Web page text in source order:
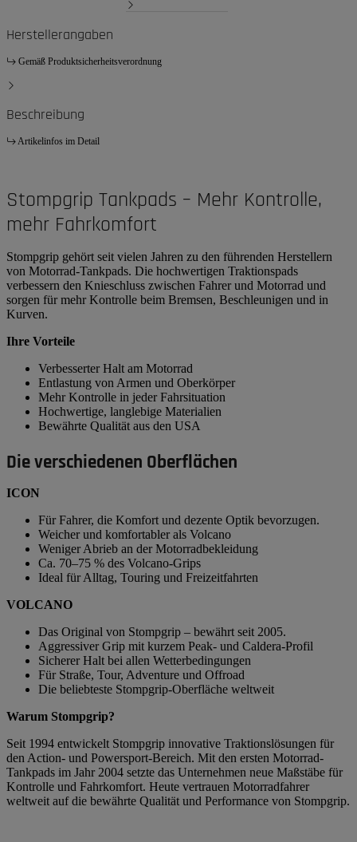
Herstellerangaben
Gemäß Produktsicherheitsverordnung
Beschreibung
Artikelinfos im Detail
Stompgrip Tankpads – Mehr Kontrolle,
mehr Fahrkomfort
Stompgrip gehört seit vielen Jahren zu den führenden Herstellern
von Motorrad-Tankpads. Die hochwertigen Traktionspads
verbessern den Knieschluss zwischen Fahrer und Motorrad und
sorgen für mehr Kontrolle beim Bremsen, Beschleunigen und in
Kurven.
Ihre Vorteile
Verbesserter Halt am Motorrad
Entlastung von Armen und Oberkörper
Mehr Kontrolle in jeder Fahrsituation
Hochwertige, langlebige Materialien
Bewährte Qualität aus den USA
Die verschiedenen Oberflächen
ICON
Für Fahrer, die Komfort und dezente Optik bevorzugen.
Weicher und komfortabler als Volcano
Weniger Abrieb an der Motorradbekleidung
Ca. 70–75 % des Volcano-Grips
Ideal für Alltag, Touring und Freizeitfahrten
VOLCANO
Das Original von Stompgrip – bewährt seit 2005.
Aggressiver Grip mit kurzem Peak- und Caldera-Profil
Sicherer Halt bei allen Wetterbedingungen
Für Straße, Tour, Adventure und Offroad
Die beliebteste Stompgrip-Oberfläche weltweit
Warum Stompgrip?
Seit 1994 entwickelt Stompgrip innovative Traktionslösungen für
den Action- und Powersport-Bereich. Mit den ersten Motorrad-
Tankpads im Jahr 2004 setzte das Unternehmen neue Maßstäbe für
Kontrolle und Fahrkomfort. Heute vertrauen Motorradfahrer
weltweit auf die bewährte Qualität und Performance von Stompgrip.